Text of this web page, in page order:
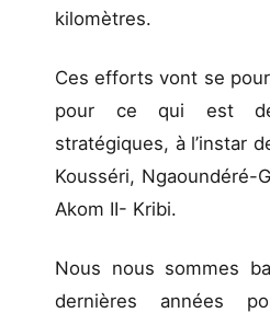
kilomètres.
Ces efforts vont se
pour ce qui est
stratégiques, à l’instar
Kousséri, Ngaoundéré-
Akom II- Kribi.
Nous nous sommes
dernières années